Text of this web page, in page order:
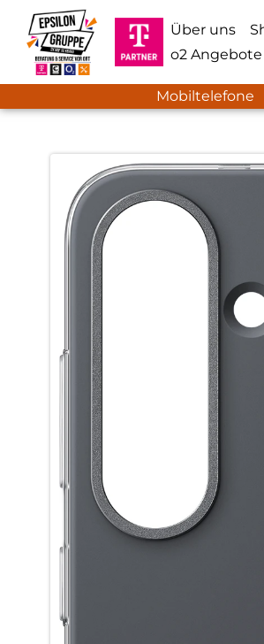
Über uns
o2 Angebote
Mobiltelefone